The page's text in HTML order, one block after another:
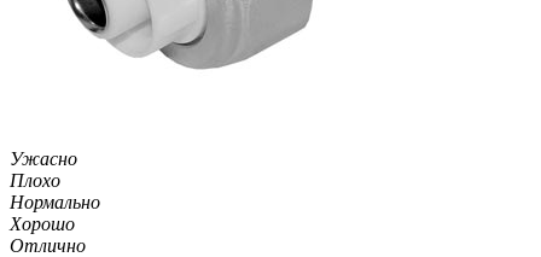
Ужасно
Плохо
Нормально
Хорошо
Отлично